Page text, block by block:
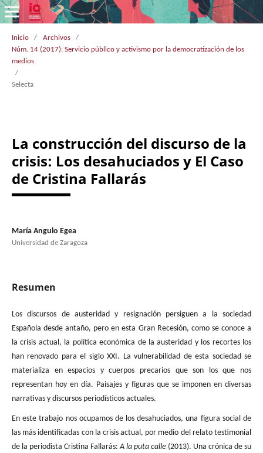
Inicio / Archivos
/
Núm. 14 (2017): Servicio público y activismo por la democratización de los
medios
/
Selecta
La construcción del discurso de la
crisis: Los desahuciados y El Caso
de Cristina Fallarás
María Angulo Egea
Universidad de Zaragoza
Resumen
Los discursos de austeridad y resignación persiguen a la sociedad
Española desde antaño, pero en esta Gran Recesión, como se conoce a
la crisis actual, la política económica de la austeridad y los recortes los
han renovado para el siglo XXI. La vulnerabilidad de esta sociedad se
materializa en espacios y cuerpos precarios que son los que nos
representan hoy en día. Paisajes y figuras que se imponen en diversas
narrativas y discursos periodísticos actuales.
En este trabajo nos ocupamos de los desahuciados, una figura social de
las más identificadas con la crisis actual, por medio del relato testimonial
de la periodista Cristina Fallarás:A la puta calle (2013). Una crónica de su